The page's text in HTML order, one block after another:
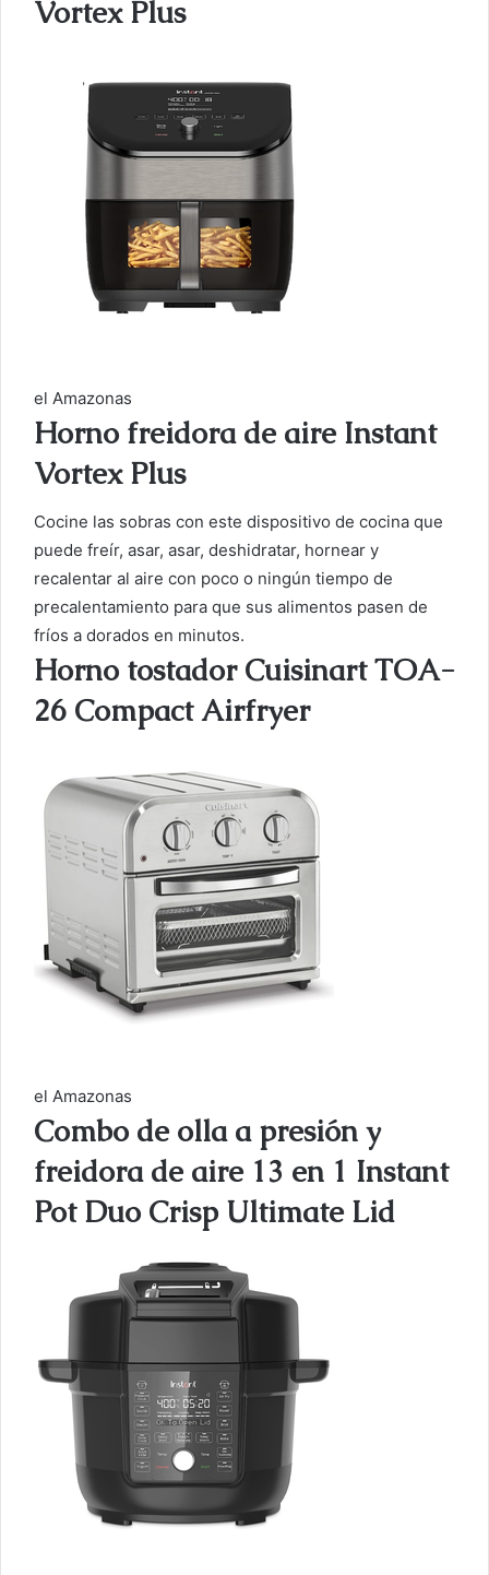
Vortex Plus
el Amazonas
Horno freidora de aire Instant
Vortex Plus
Cocine las sobras con este dispositivo de cocina que
puede freír, asar, asar, deshidratar, hornear y
recalentar al aire con poco o ningún tiempo de
precalentamiento para que sus alimentos pasen de
fríos a dorados en minutos.
Horno tostador Cuisinart TOA-
26 Compact Airfryer
el Amazonas
Combo de olla a presión y
freidora de aire 13 en 1 Instant
Pot Duo Crisp Ultimate Lid